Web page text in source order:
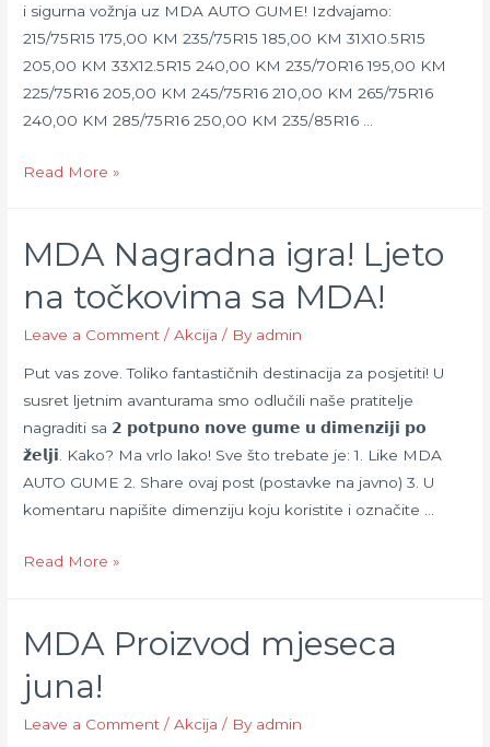
i sigurna vožnja uz MDA AUTO GUME! Izdvajamo:
215/75R15 175,00 KM 235/75R15 185,00 KM 31X10.5R15
205,00 KM 33X12.5R15 240,00 KM 235/70R16 195,00 KM
225/75R16 205,00 KM 245/75R16 210,00 KM 265/75R16
240,00 KM 285/75R16 250,00 KM 235/85R16 …
OFF
AKCIJA!
Read More »
MDA Nagradna igra! Ljeto
na točkovima sa MDA!
Leave a Comment /Akcija / By admin
Put vas zove. Toliko fantastičnih destinacija za posjetiti! U
susret ljetnim avanturama smo odlučili naše pratitelje
nagraditi sa 𝟮 𝗽𝗼𝘁𝗽𝘂𝗻𝗼 𝗻𝗼𝘃𝗲 𝗴𝘂𝗺𝗲 𝘂 𝗱𝗶𝗺𝗲𝗻𝘇𝗶𝗷𝗶 𝗽𝗼
𝘇̌𝗲𝗹𝗷𝗶. Kako? Ma vrlo lako! Sve što trebate je: 1. Like MDA
AUTO GUME 2. Share ovaj post (postavke na javno) 3. U
komentaru napišite dimenziju koju koristite i označite …
MDA
Ljeto
na
točkovima
sa
Read More »
MDA Proizvod mjeseca
juna!
Leave a Comment /Akcija / By admin